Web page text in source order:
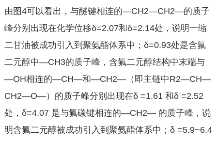
由图4可以看出，与醚键相连的—CH2—CH2—的质子
峰分别出现在化学位移δ=2.07和δ=2.14处，说明一缩
二甘油被成功引入到聚氨酯体系中；δ=0.93处是含氟
二元醇中—CH3的质子峰，含氟二元醇结构中末端与
—OH相连的—CH—和—CH2—（即主链中R2—CH—
CH2—O—）的质子峰分别出现在δ =1.61 和δ =2.52
处，δ=4.07 是与氟碳键相连的—CH2— 的质子峰，说
明含氟二元醇被成功引入到聚氨酯体系中；δ =5.9~6.4